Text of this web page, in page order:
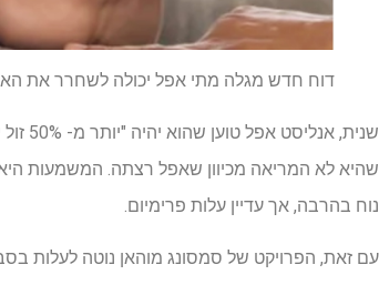
דוח חדש מגלה מתי אפל יכולה לשחרר את
נוח בהרבה, אך עדיין עלות פרימיום.